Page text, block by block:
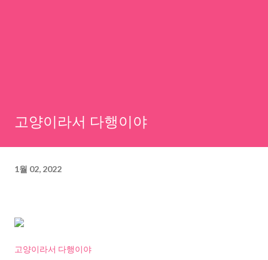
고양이라서 다행이야
1월 02, 2022
고양이라서 다행이야